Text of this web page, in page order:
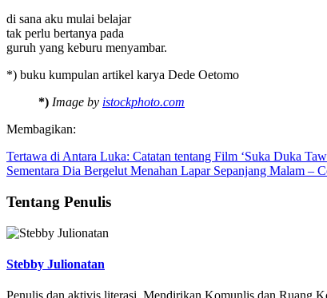
di sana aku mulai belajar
tak perlu bertanya pada
guruh yang keburu menyambar.
*) buku kumpulan artikel karya Dede Oetomo
*) Image by istockphoto.com
Membagikan:
Tertawa di Antara Luka: Catatan tentang Film ‘Suka Duka
Sementara Dia Bergelut Menahan Lapar Sepanjang Malam –
Tentang Penulis
Stebby Julionatan